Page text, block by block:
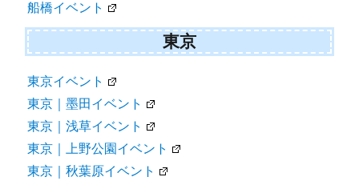
船橋イベント
東京
東京イベント
東京｜墨田イベント
東京｜浅草イベント
東京｜上野公園イベント
東京｜秋葉原イベント